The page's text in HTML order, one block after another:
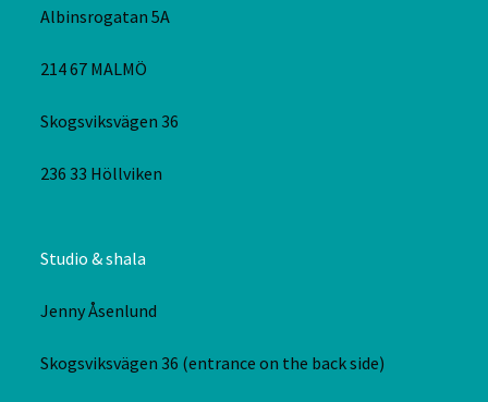
Albinsrogatan 5A
214 67 MALMÖ
Skogsviksvägen 36
236 33 Höllviken
Studio & shala
Jenny Åsenlund
Skogsviksvägen 36 (entrance on the back side)